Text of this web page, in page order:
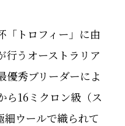
「トロフィー」に由
行うオーストラリア
優秀ブリーダーによ
ら16ミクロン級（ス
細ウールで織られて